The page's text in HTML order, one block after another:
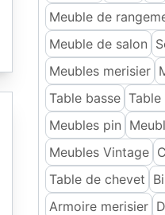
Meuble de
Meuble de salon
Meubles merisier
Table basse
Meubles pin
Meubles Vintage
Table de chevet
Armoire merisier